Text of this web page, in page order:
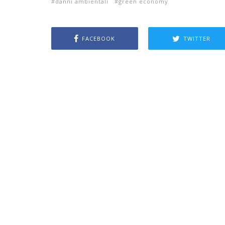
FACEBOOK TWITTER